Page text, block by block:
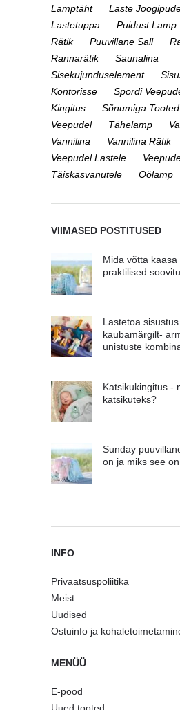
Lamptäht
Laste
Lastetuppa
Puidust Lamp
Rätik
Puuvillane Sall
Rannarätik
Saunalina
Sisekujunduselement
Kontorisse
Spordi
Kingitus
Sõnumiga Tooted
Veepudel
Tähelamp
Vannilina
Vannilina Rätik
Veepudel Lastele
Täiskasvanutele
Öölamp
VIIMASED POSTITUSED
Mida võtta kaasa
praktilised
Lastetoa
kaubamärgilt-
unistuste
Katsikukingitus -
katsikuteks?
Sunday
on ja miks see
INFO
Privaatsuspoliitika
Meist
Uudised
Ostuinfo ja
MENÜÜ
E-pood